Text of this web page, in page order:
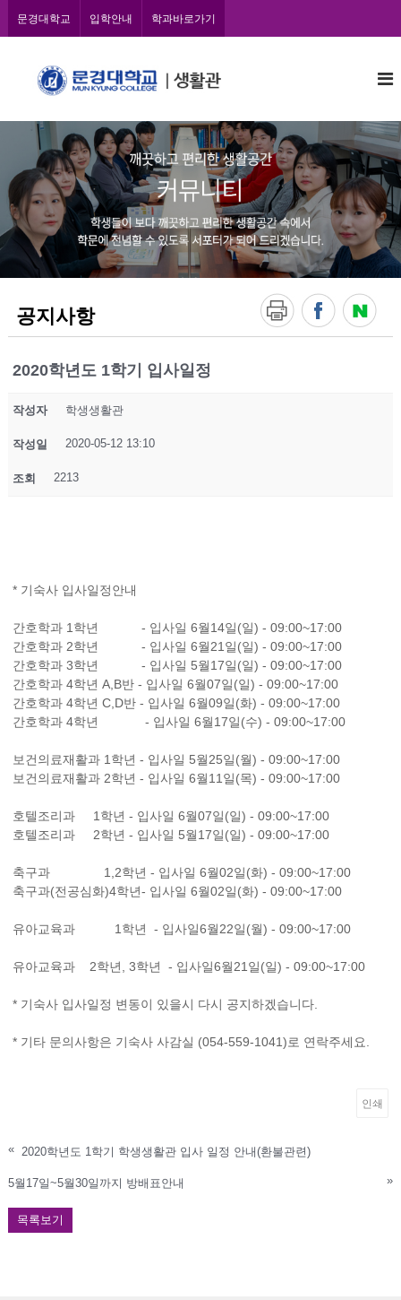
가
문경대학교 입학안내 학과바로가기
학
교
학
생
생
활
관
공지사항
2020학년도 1학기 입사일정
작성자 학생생활관
작성일 2020-05-12 13:10
조회 2213
* 기숙사 입사일정안내
간호학과 1학년 - 입사일 6월14일(일) - 09:00~17:00
간호학과 2학년 - 입사일 6월21일(일) - 09:00~17:00
간호학과 3학년 - 입사일 5월17일(일) - 09:00~17:00
간호학과 4학년 A,B반 - 입사일 6월07일(일) - 09:00~17:00
간호학과 4학년 C,D반 - 입사일 6월09일(화) - 09:00~17:00
간호학과 4학년 - 입사일 6월17일(수) - 09:00~17:00
보건의료재활과 1학년 - 입사일 5월25일(월) - 09:00~17:00
보건의료재활과 2학년 - 입사일 6월11일(목) - 09:00~17:00
호텔조리과 1학년 - 입사일 6월07일(일) - 09:00~17:00
호텔조리과 2학년 - 입사일 5월17일(일) - 09:00~17:00
축구과 1,2학년 - 입사일 6월02일(화) - 09:00~17:00
축구과(전공심화)4학년- 입사일 6월02일(화) - 09:00~17:00
유아교육과 1학년 - 입사일6월22일(월) - 09:00~17:00
유아교육과 2학년, 3학년 - 입사일6월21일(일) - 09:00~17:00
* 기숙사 입사일정 변동이 있을시 다시 공지하겠습니다.
* 기타 문의사항은 기숙사 사감실 (054-559-1041)로 연락주세요.
인쇄
« 2020학년도 1학기 학생생활관 입사 일정 안내(환불관련)
5월17일~5월30일까지 방배표안내 »
목록보기